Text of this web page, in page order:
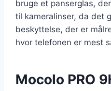
bruge et panserglas,
til kameralinser, da det
beskyttelse, der er
hvor telefonen er mest
Mocolo PRO